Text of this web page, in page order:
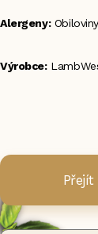
Alergeny:
Výrobce: